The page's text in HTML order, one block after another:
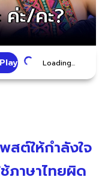
Loading...
สต์ให้กำลังใจ
ภาษาไทยผิด